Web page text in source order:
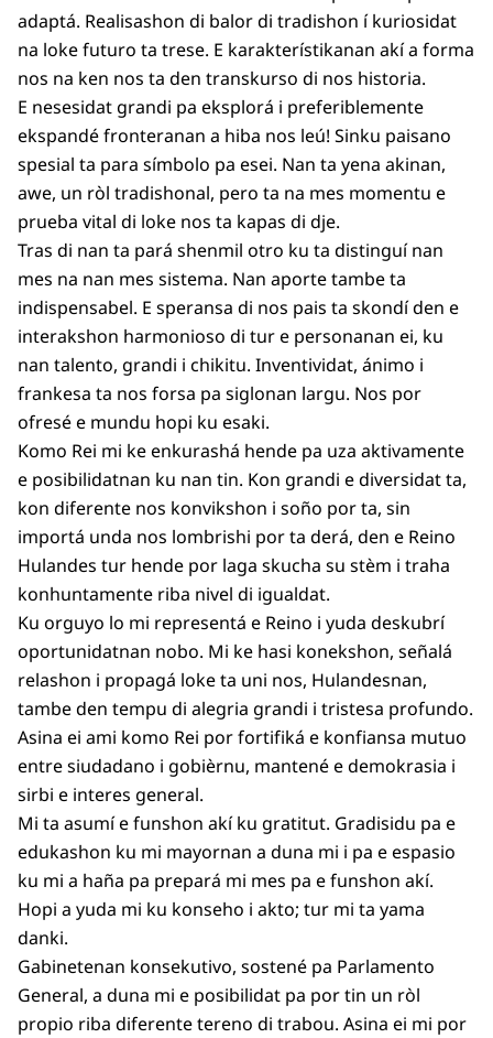
adaptá. Realisashon di balor di tradishon í kuriosidat
na loke futuro ta trese. E karakterístikanan akí a forma
nos na ken nos ta den transkurso di nos historia.
E nesesidat grandi pa eksplorá i preferiblemente
ekspandé fronteranan a hiba nos leú! Sinku paisano
spesial ta para símbolo pa esei. Nan ta yena akinan,
awe, un ròl tradishonal, pero ta na mes momentu e
prueba vital di loke nos ta kapas di dje.
Tras di nan ta pará shenmil otro ku ta distinguí nan
mes na nan mes sistema. Nan aporte tambe ta
indispensabel. E speransa di nos pais ta skondí den e
interakshon harmonioso di tur e personanan ei, ku
nan talento, grandi i chikitu. Inventividat, ánimo i
frankesa ta nos forsa pa siglonan largu. Nos por
ofresé e mundu hopi ku esaki.
Komo Rei mi ke enkurashá hende pa uza aktivamente
e posibilidatnan ku nan tin. Kon grandi e diversidat ta,
kon diferente nos konvikshon i soño por ta, sin
importá unda nos lombrishi por ta derá, den e Reino
Hulandes tur hende por laga skucha su stèm i traha
konhuntamente riba nivel di igualdat.
Ku orguyo lo mi representá e Reino i yuda deskubrí
oportunidatnan nobo. Mi ke hasi konekshon, señalá
relashon i propagá loke ta uni nos, Hulandesnan,
tambe den tempu di alegria grandi i tristesa profundo.
Asina ei ami komo Rei por fortifiká e konfiansa mutuo
entre siudadano i gobièrnu, mantené e demokrasia i
sirbi e interes general.
Mi ta asumí e funshon akí ku gratitut. Gradisidu pa e
edukashon ku mi mayornan a duna mi i pa e espasio
ku mi a haña pa prepará mi mes pa e funshon akí.
Hopi a yuda mi ku konseho i akto; tur mi ta yama
danki.
Gabinetenan konsekutivo, sostené pa Parlamento
General, a duna mi e posibilidat pa por tin un ròl
propio riba diferente tereno di trabou. Asina ei mi por